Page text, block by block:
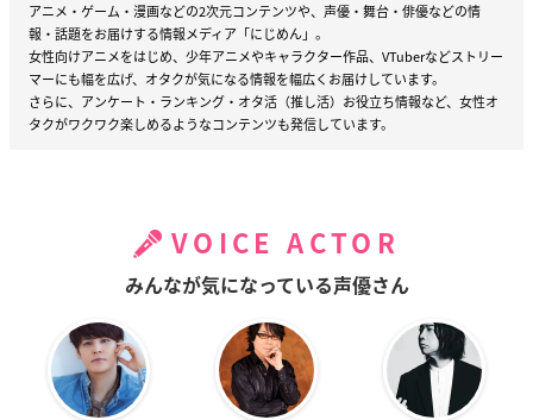
アニメ・ゲーム・漫画などの2次元コンテンツや、声優・舞台・俳優などの情
報・話題をお届けする情報メディア「にじめん」。
女性向けアニメをはじめ、少年アニメやキャラクター作品、VTuberなどストリー
マーにも幅を広げ、オタクが気になる情報を幅広くお届けしています。
さらに、アンケート・ランキング・オタ活（推し活）お役立ち情報など、女性オ
タクがワクワク楽しめるようなコンテンツも発信しています。
VOICE ACTOR
みんなが気になっている声優さん